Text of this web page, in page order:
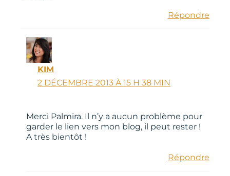
Répondre
KIM
2 DÉCEMBRE 2013 À 15 H 38 MIN
Merci Palmira. Il n’y a aucun problème pour
garder le lien vers mon blog, il peut rester !
A très bientôt !
Répondre